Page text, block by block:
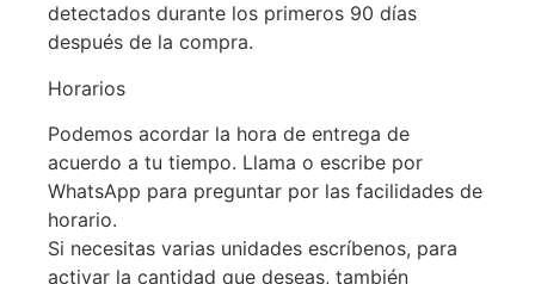
detectados durante los primeros 90 días
después de la compra.
Horarios
Podemos acordar la hora de entrega de
acuerdo a tu tiempo. Llama o escribe por
WhatsApp para preguntar por las facilidades de
horario.
Si necesitas varias unidades escríbenos, para
activar la cantidad que deseas, también